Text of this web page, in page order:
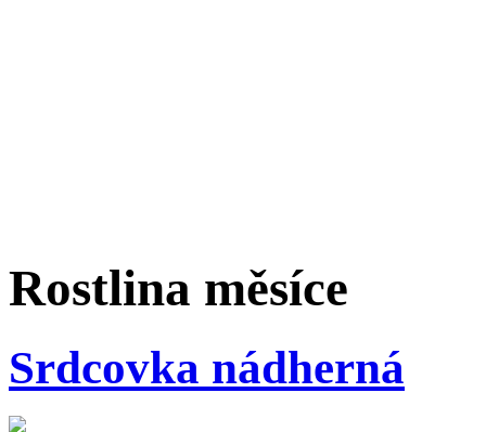
Rostlina měsíce
Srdcovka nádherná